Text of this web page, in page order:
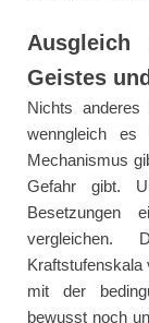
Geistes
Nichts
wenngleich es
Mechanismus
Gefahr gibt.
Besetzungen
vergleichen.
mit der
bewusst noch